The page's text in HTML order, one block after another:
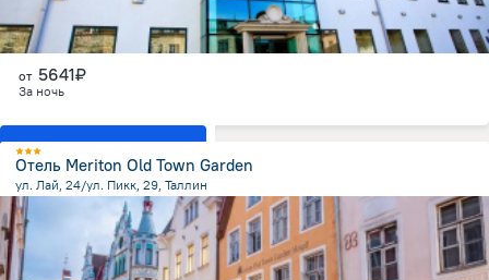
от 5641₽
За ночь
Показать все номера
Отель Meriton Old Town Garden
ул. Лай, 24/ул. Пикк, 29, Таллин
221.6 м
от центра